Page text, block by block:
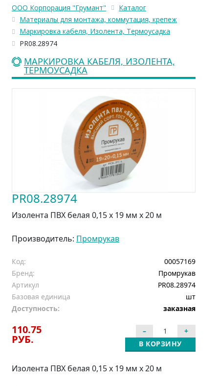
ООО Корпорация "Грумант"
Каталог
Материалы для монтажа, коммутация, крепеж
Маркировка кабеля, Изолента, Термоусадка
PR08.28974
МАРКИРОВКА КАБЕЛЯ, ИЗОЛЕНТА,
ТЕРМОУСАДКА
PR08.28974
Изолента ПВХ белая 0,15 x 19 мм х 20 м
Производитель: Промрукав
Код:
00057169
Бренд:
Промрукав
Артикул
PR08.28974
Базовая единица
шт
Доступность:
заказная
110.75
РУБ. В КОРЗИНУ
Изолента ПВХ белая 0,15 x 19 мм х 20 м